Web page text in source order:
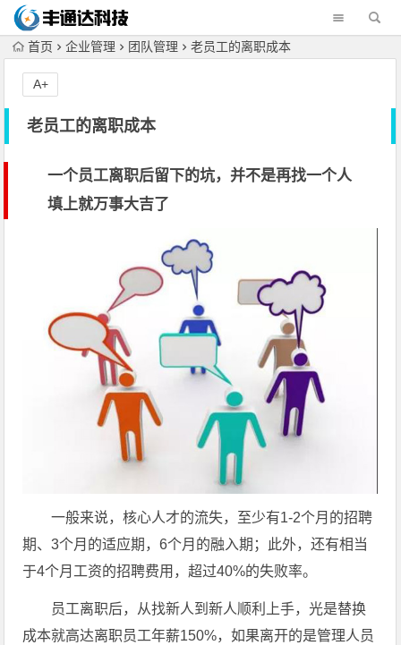
首页 企业管理 团队管理 老员工的离职成本
老员工的离职成本
A+
一个员工离职后留下的坑，并不是再找一个人
填上就万事大吉了
一般来说，核心人才的流失，至少有1-2个月的招聘
期、3个月的适应期，6个月的融入期；此外，还有相当
于4个月工资的招聘费用，超过40%的失败率。
员工离职后，从找新人到新人顺利上手，光是替换
成本就高达离职员工年薪150%，如果离开的是管理人员